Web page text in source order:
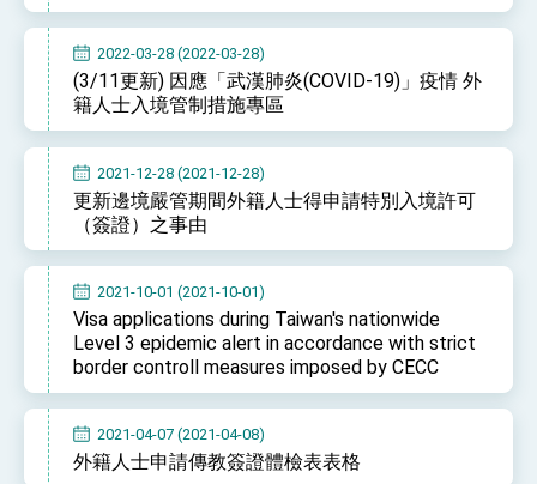
總統主持「台美經濟繁榮夥伴對話」記者會 說
領 下一個世代的繁榮
外交部長林佳龍接受印尼「時代雜誌」專訪，闡
述印太安全局勢，籲深化台印尼半導體供應鏈合
作
外交部長林佳龍午宴歡迎美國聯邦參議員蓋耶哥
訪問團
會」訪問團一行，深化跨大西洋戰略夥伴關係
臺美經貿談判獲階段性成果 卓揆期勉爭取時間完
成「臺美對等貿易協定」簽署
卓揆：臺美關稅談判階段性結果有助臺灣取得有
外交部與數位發展部攜手合作，整合台灣雄厚數
位實力，達成固邦榮邦目標
外交部長林佳龍主持第35次「參與亞太經濟合作
策略小組」跨部會會議
總統以「韌性之島，希望之光」為題發表2026新
年談話
2022-03-28 (2022-03-28)
(3/11更新) 因應「武漢肺炎(COVID-19)」疫情 外
籍人士入境管制措施專區
2021-12-28 (2021-12-28)
更新邊境嚴管期間外籍人士得申請特別入境許可
（簽證）之事由
2021-10-01 (2021-10-01)
Visa applications during Taiwan's nationwide
Level 3 epidemic alert in accordance with strict
border controll measures imposed by CECC
2021-04-07 (2021-04-08)
外籍人士申請傳教簽證體檢表表格